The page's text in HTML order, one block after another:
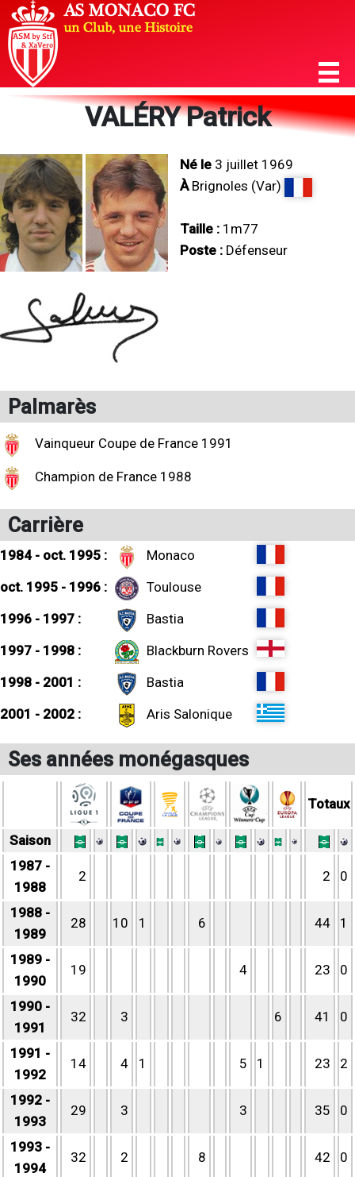
VALÉRY Patrick
Né le 3 juillet 1969
ÀBrignoles (Var)
Taille : 1m77
Poste : Défenseur
Palmarès
Vainqueur Coupe de France 1991
Champion de France 1988
Carrière
1984 - oct. 1995 :
Monaco
oct. 1995 - 1996 :
Toulouse
1996 - 1997 :
Bastia
1997 - 1998 :
Blackburn Rovers
1998 - 2001 :
Bastia
2001 - 2002 :
Aris Salonique
Ses années monégasques
Totaux
Saison
1987 -
1988
2 2 0
1988 -
1989
28 10 1 6 44 1
1989 -
1990
19 4 23 0
1990 -
1991
32 3 6 41 0
1991 -
1992
14 4 1 5 1 23 2
1992 -
1993
29 3 3 35 0
1993 -
1994
32 2 8 42 0